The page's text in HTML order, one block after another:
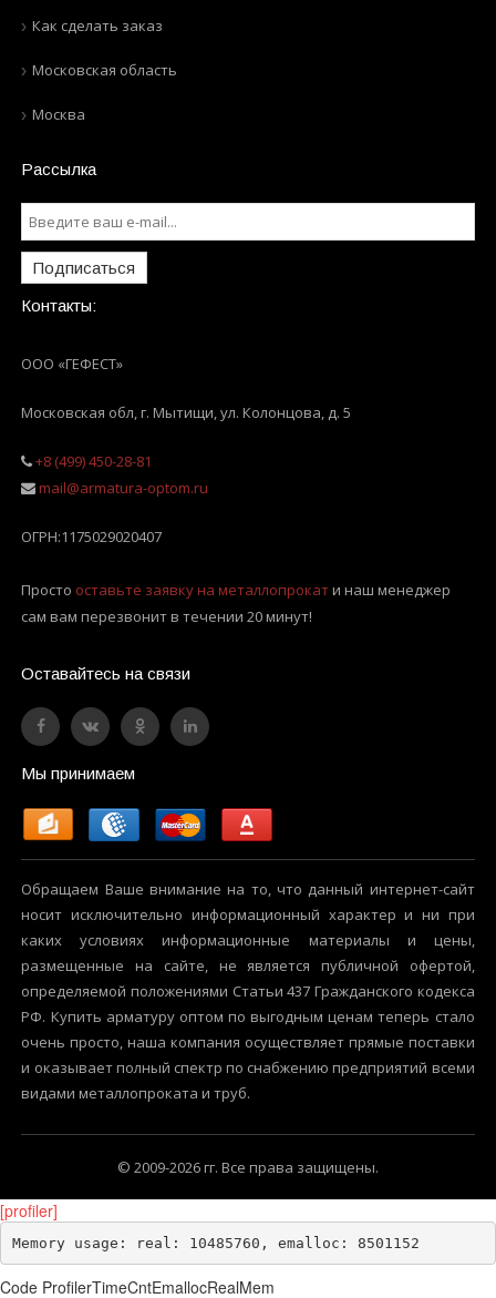
Как сделать заказ
Московская область
Москва
Рассылка
Подписаться
Контакты:
ООО «ГЕФЕСТ»
Московская обл, г. Мытищи,ул. Колонцова, д. 5
+8 (499) 450-28-81
mail@armatura-optom.ru
ОГРН:1175029020407
Просто оставьте заявку на металлопрокати наш менеджер
сам вам перезвонит в течении 20 минут!
Оставайтесь на связи
Мы принимаем
Обращаем Ваше внимание на то, что данный интернет-сайт
носит исключительно информационный характер и ни при
каких условиях информационные материалы и цены,
размещенные на сайте, не является публичной офертой,
определяемой положениями Статьи 437 Гражданского кодекса
РФ. Купить арматуру оптом по выгодным ценам теперь стало
очень просто, наша компания осуществляет прямые поставки
и оказывает полный спектр по снабжению предприятий всеми
видами металлопроката и труб.
© 2009-2026 гг. Все права защищены.
[profiler]
Memory usage: real: 10485760, emalloc: 8501152
Code ProfilerTimeCntEmallocRealMem